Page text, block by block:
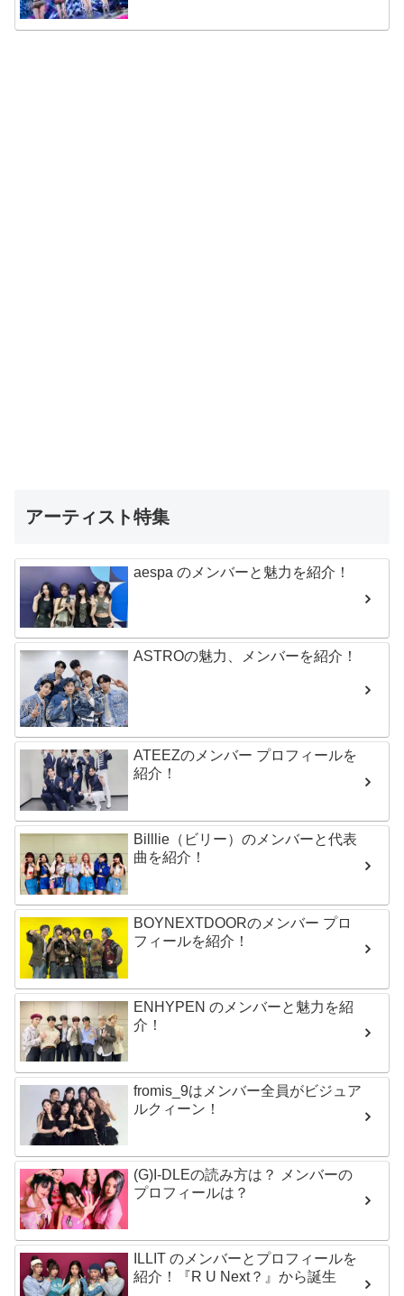
アーティスト特集
aespa のメンバーと魅力を紹介！
ASTROの魅力、メンバーを紹介！
ATEEZのメンバー プロフィールを
紹介！
Billlie（ビリー）のメンバーと代表
曲を紹介！
BOYNEXTDOORのメンバー プロ
フィールを紹介！
ENHYPEN のメンバーと魅力を紹
介！
fromis_9はメンバー全員がビジュア
ルクィーン！
(G)I-DLEの読み方は？ メンバーの
プロフィールは？
ILLIT のメンバーとプロフィールを
紹介！『R U Next？』から誕生